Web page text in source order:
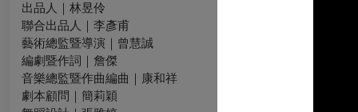
出品人｜林昱伶
聯合出品人｜李彥甫
藝術總監暨導演｜曾慧誠
編劇暨作詞｜詹傑
音樂總監暨作曲編曲｜康和祥
劇本顧問｜簡莉穎